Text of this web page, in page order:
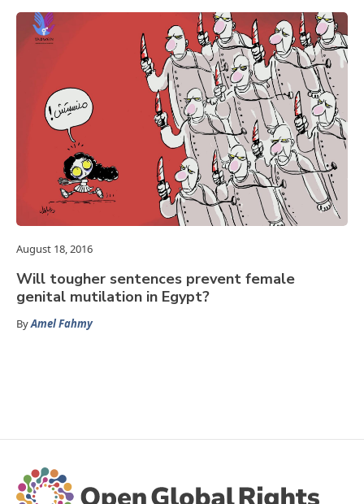
August 18, 2016
Will tougher sentences prevent female
genital mutilation in Egypt?
ByAmel Fahmy